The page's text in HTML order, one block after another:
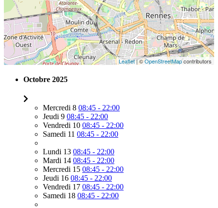
Leaflet| ©OpenStreetMapcontributors
Octobre 2025
Mercredi 8 08:45 - 22:00
Jeudi 9 08:45 - 22:00
Vendredi 10 08:45 - 22:00
Samedi 11 08:45 - 22:00
Lundi 13 08:45 - 22:00
Mardi 14 08:45 - 22:00
Mercredi 15 08:45 - 22:00
Jeudi 16 08:45 - 22:00
Vendredi 17 08:45 - 22:00
Samedi 18 08:45 - 22:00